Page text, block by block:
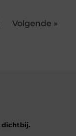
Volgende »
dichtbij.